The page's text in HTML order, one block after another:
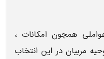
همچون امکانات ،
در این انتخاب